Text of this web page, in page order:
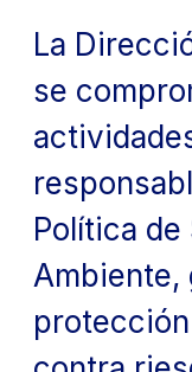
La
se
Política
Ambiente,